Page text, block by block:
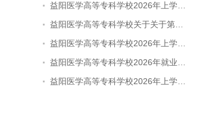
益阳医学高等专科学校2026年上学…
益阳医学高等专科学校关于关于第…
益阳医学高等专科学校2026年上学…
益阳医学高等专科学校2026年就业…
益阳医学高等专科学校2026年上学…